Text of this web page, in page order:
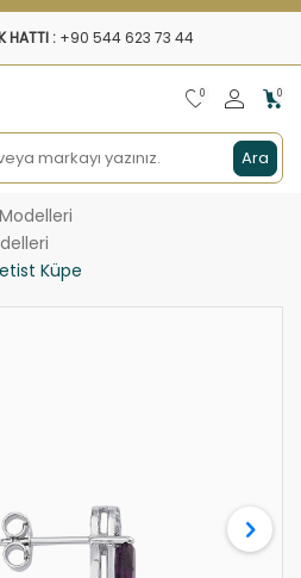
HATTI : +90 544 623 73 44
Ara
0 0
Küpe